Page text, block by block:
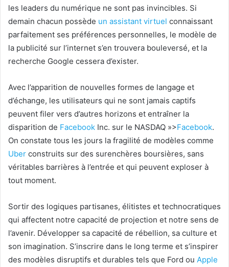
les leaders du numérique ne sont pas invincibles. Si
demain chacun possède un assistant virtuel connaissant
parfaitement ses préférences personnelles, le modèle de
la publicité sur l’internet s’en trouvera bouleversé, et la
recherche Google cessera d’exister.
Avec l’apparition de nouvelles formes de langage et
d’échange, les utilisateurs qui ne sont jamais captifs
peuvent filer vers d’autres horizons et entraîner la
disparition de Facebook Inc. sur le NASDAQ »>Facebook.
On constate tous les jours la fragilité de modèles comme
Uber construits sur des surenchères boursières, sans
véritables barrières à l’entrée et qui peuvent exploser à
tout moment.
Sortir des logiques partisanes, élitistes et technocratiques
qui affectent notre capacité de projection et notre sens de
l’avenir. Développer sa capacité de rébellion, sa culture et
son imagination. S’inscrire dans le long terme et s’inspirer
des modèles disruptifs et durables tels que Ford ou Apple